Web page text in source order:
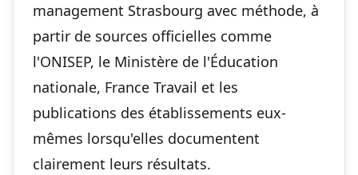
management Strasbourg avec méthode, à
partir de sources officielles comme
l'ONISEP, le Ministère de l'Éducation
nationale, France Travail et les
publications des établissements eux-
mêmes lorsqu'elles documentent
clairement leurs résultats.